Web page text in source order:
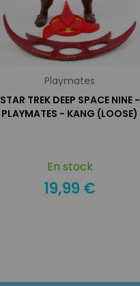
Playmates
STAR TREK DEEP SPACE NINE -
PLAYMATES - KANG (LOOSE)
En stock
19,99 €